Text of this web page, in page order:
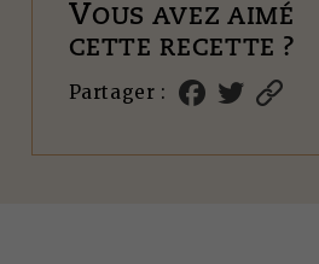
VOUS AVEZ AIMÉ
CETTE RECETTE ?
Partager :